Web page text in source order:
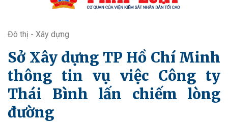
Đô thị - Xây dựng
Sở Xây dựng TP Hồ Chí Minh
thông tin vụ việc Công ty
Thái Bình lấn chiếm lòng
đường